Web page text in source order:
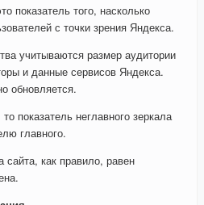
показатель того, насколько
с точки зрения Яндекса.
учитываются размер аудитории
и данные сервисов Яндекса.
обновляется.
показатель неглавного зеркала
главного.
как правило, равен